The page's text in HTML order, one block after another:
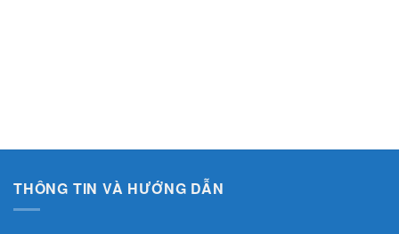
THÔNG TIN VÀ HƯỚNG DẪN